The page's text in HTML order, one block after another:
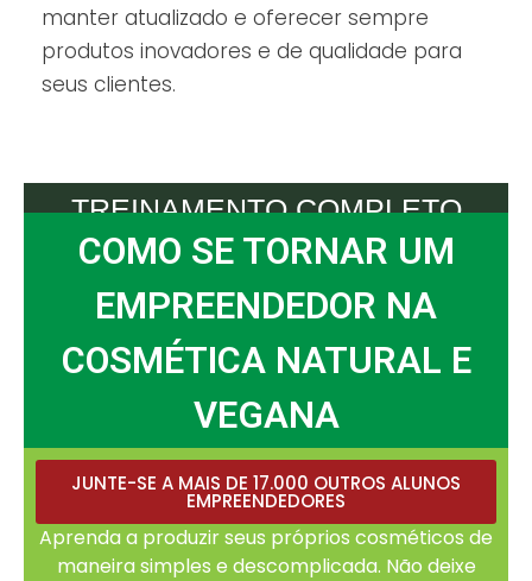
manter atualizado e oferecer sempre
produtos inovadores e de qualidade para
seus clientes.
TREINAMENTO COMPLETO
COMO SE TORNAR UM
EMPREENDEDOR NA
COSMÉTICA NATURAL E
VEGANA
JUNTE-SE A MAIS DE 17.000 OUTROS ALUNOS
EMPREENDEDORES
Aprenda a produzir seus próprios cosméticos de
maneira simples e descomplicada. Não deixe